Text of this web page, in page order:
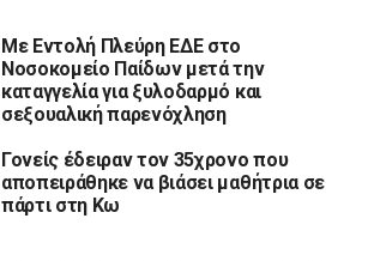
Με Εντολή Πλεύρη ΕΔΕ στο
Νοσοκομείο Παίδων μετά την
καταγγελία για ξυλοδαρμό και
σεξουαλική παρενόχληση
Γονείς έδειραν τον 35χρονο που
αποπειράθηκε να βιάσει μαθήτρια σε
πάρτι στη Κω